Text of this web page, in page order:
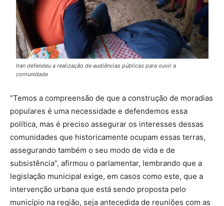
Iran defendeu a realização de audiências públicas para ouvir a
comunidade
“Temos a compreensão de que a construção de moradias
populares é uma necessidade e defendemos essa
política, mas é preciso assegurar os interesses dessas
comunidades que historicamente ocupam essas terras,
assegurando também o seu modo de vida e de
subsistência”, afirmou o parlamentar, lembrando que a
legislação municipal exige, em casos como este, que a
intervenção urbana que está sendo proposta pelo
município na região, seja antecedida de reuniões com as